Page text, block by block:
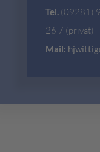
Tel. (09281)
26 7 (privat)
Mail: